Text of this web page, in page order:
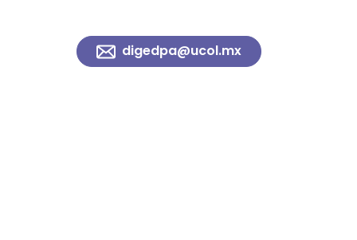
digedpa@ucol.mx